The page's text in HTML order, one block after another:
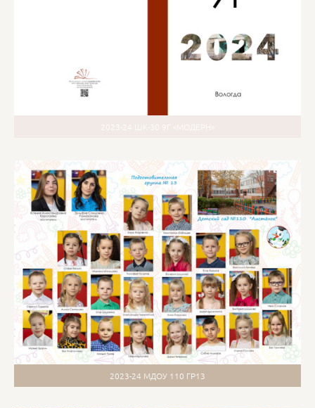
2023-24 ШК-30 9Г «МОДЕРН»
2023-24 МДОУ 110 ГР13